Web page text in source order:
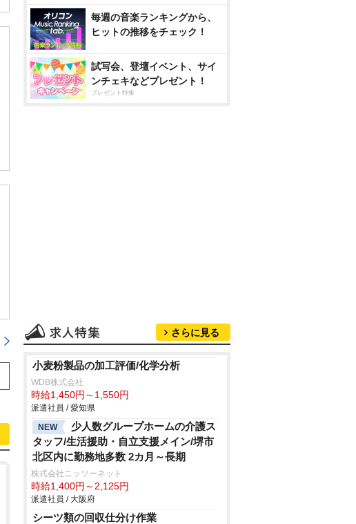
毎週の音楽ランキングから、
ヒットの推移をチェック！
試写会、登壇イベント、サイ
ンチェキなどプレゼント！
プレゼント特集
さらに見る
小麦粉製品の加工評価/化学分析
WDB株式会社
時給1,450円～1,550円
派遣社員 / 愛知県
NEW
少人数グループホームの介護ス
タッフ/生活援助・自立支援メイン/堺市
北区内に勤務地多数 2カ月～長期
株式会社ニッソーネット
時給1,400円～2,125円
派遣社員 / 大阪府
シーツ類の回収仕分け作業